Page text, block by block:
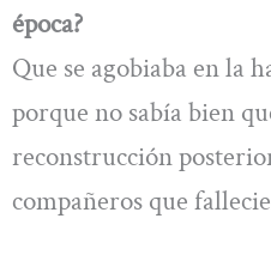
época?
Que se agobiaba en la
porque no sabía bien
reconstrucción
compañeros que